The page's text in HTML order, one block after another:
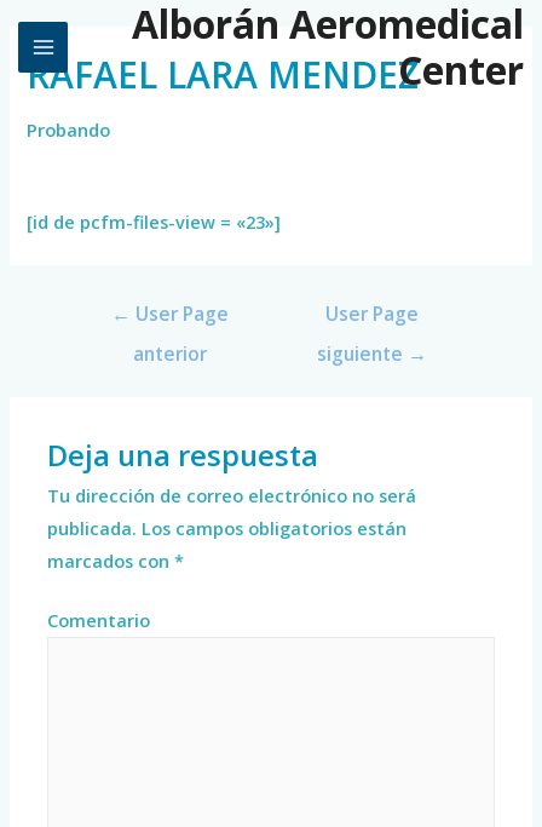
Alborán Aeromedical
Center
RAFAEL LARA MENDEZ
Probando
[id de pcfm-files-view = «23»]
← User Page
anterior
User Page
siguiente →
Deja una respuesta
Tu dirección de correo electrónico no será
publicada. Los campos obligatorios están
marcados con*
Comentario